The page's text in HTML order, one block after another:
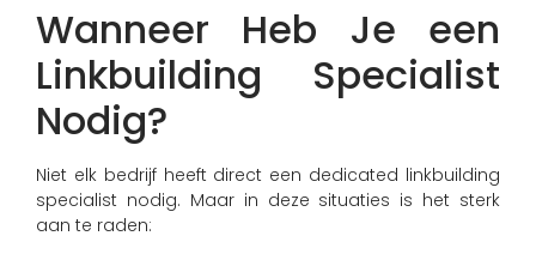
Wanneer Heb Je een
Linkbuilding Specialist
Nodig?
Niet elk bedrijf heeft direct een dedicated linkbuilding
specialist nodig. Maar in deze situaties is het sterk
aan te raden: